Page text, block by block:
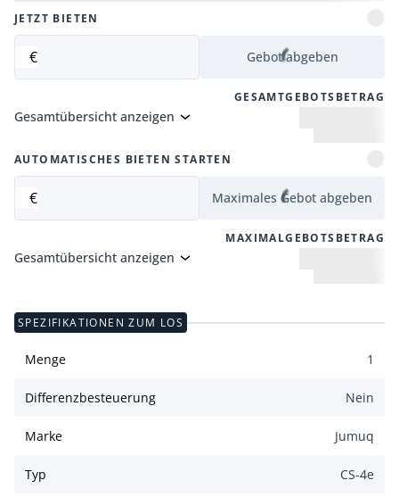
JETZT BIETEN
€ Gebot abgeben
GESAMTGEBOTSBETRAG
Gesamtübersicht anzeigen
AUTOMATISCHES BIETEN STARTEN
€ Maximales Gebot abgeben
MAXIMALGEBOTSBETRAG
Gesamtübersicht anzeigen
SPEZIFIKATIONEN ZUM LOS
Menge 1
Differenzbesteuerung Nein
Marke Jumuq
Typ CS-4e